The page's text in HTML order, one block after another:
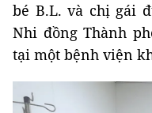
bé B.L. và chị gái
Nhi đồng Thành
tại một bệnh viện